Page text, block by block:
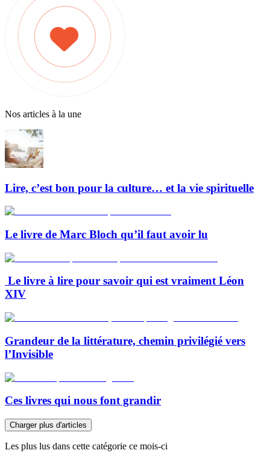
Nos articles à la une
Lire, c’est bon pour la culture… et la vie spirituelle
Le livre de Marc Bloch qu’il faut avoir lu
Le livre à lire pour savoir qui est vraiment Léon
XIV
Grandeur de la littérature, chemin privilégié vers
l’Invisible
Ces livres qui nous font grandir
Charger plus d'articles
Les plus lus dans cette catégorie ce mois-ci